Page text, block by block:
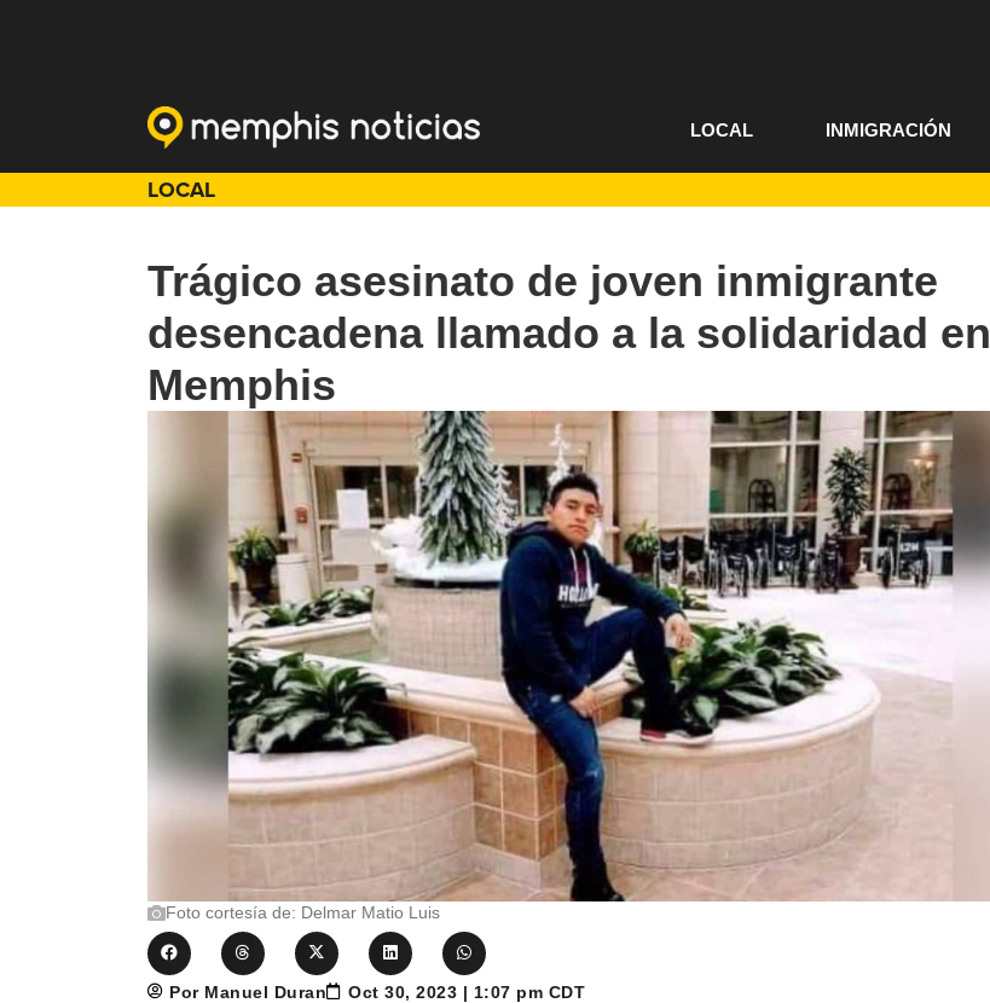
LOCAL INMIGRACIÓN
LOCAL
Trágico asesinato de joven inmigrante
desencadena llamado a la solidaridad en
Memphis
Foto cortesía de: Delmar Matio Luis
Por Manuel Duran Oct 30, 2023 | 1:07 pm CDT